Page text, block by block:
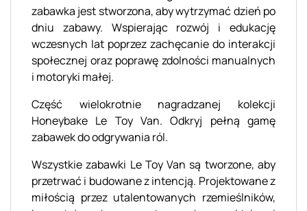
zabawka jest stworzona, aby wytrzymać dzień po
dniu zabawy. Wspierając rozwój i edukację
wczesnych lat poprzez zachęcanie do interakcji
społecznej oraz poprawę zdolności manualnych
i motoryki małej.
Część wielokrotnie nagradzanej kolekcji
Honeybake Le Toy Van. Odkryj pełną gamę
zabawek do odgrywania ról.
Wszystkie zabawki Le Toy Van są tworzone, aby
przetrwać i budowane z intencją. Projektowane z
miłością przez utalentowanych rzemieślników,